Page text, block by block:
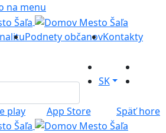
na menu
Podnety občanovKontakty
SK
play App Store Späť hore